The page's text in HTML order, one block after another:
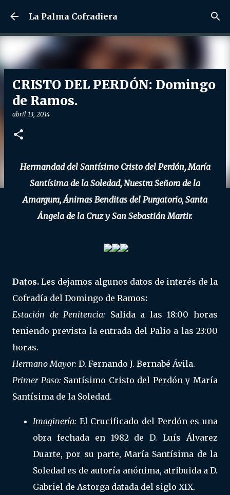
Ir al contenido principal
La Palma Cofradiera
CRISTO DEL PERDÓN: Domingo
de Ramos.
abril 13, 2014
Hermandad del Santísimo Cristo del Perdón, María
Santísima de la Soledad, Nuestra Señora de la
Amargura, Ánimas Benditas del Purgatorio, Santa
Ángela de la Cruz y San Sebastián Martir.
Datos. Les dejamos algunos datos de interés de la
Cofradía del Domingo de Ramos:
Estación de Penitencia: Salida a las 18:00 horas
teniendo prevista la entrada del Palio a las 23:00
horas.
Hermano Mayor: D. Fernando J. Bernabé Ávila.
Primer Paso: Santísimo Cristo del Perdón y María
Santísima de la Soledad.
Imaginería: El Crucificado del Perdón es una
obra fechada en 1982 de D. Luís Álvarez
Duarte, por su parte, María Santísima de la
Soledad es de autoría anónima, atribuida a D.
Gabriel de Astorga datada del siglo XIX.